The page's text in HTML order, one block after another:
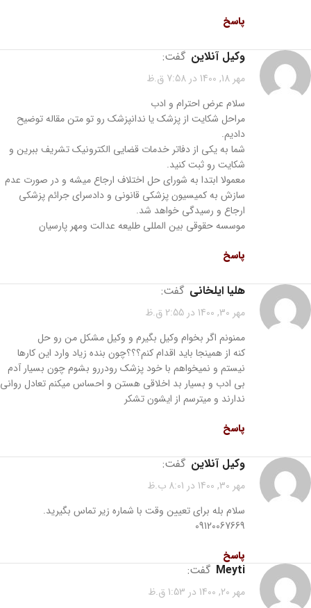
پاسخ
وکیل آنلاین گفت:
مهر 18, 1400 در 7:58 ق.ظ
سلام عرض احترام و ادب
مراحل شکایت از پزشک یا ندانپزشک رو تو متن مقاله توضیح
دادیم.
شما به یکی از دفاتر خدمات قضایی الکترونیک تشریف ببرین و
شکایت رو ثبت کنید.
معمولا ابتدا به شورای حل اختلاف ارجاع میشه و در صورت عدم
سازش به کمیسیون پزشکی قانونی و دادسرای جرائم پزشکی
ارجاع و رسیدگی خواهد شد.
موسسه حقوقی بین المللی طلیعه عدالت ومهر پارسیان
پاسخ
هلیا ایلخانی گفت:
مهر 30, 1400 در 2:55 ق.ظ
ممنونم اگر بخوام وکیل بگیرم و وکیل مشکل من رو حل
کنه از همینجا باید اقدام کنم؟؟؟چون بنده زیاد وارد این کارها
نیستم و نمیخواهم با خود پزشک رودررو بشوم چون بسیار آدم
بی ادب و بسیار بد اخلاقی هستن و احساس میکنم تعادل روانی
ندارند و میترسم از ایشون تشکر
پاسخ
وکیل آنلاین گفت:
مهر 30, 1400 در 8:01 ب.ظ
سلام بله برای تعیین وقت با شماره زیر تماس بگیرید.
09120067669
پاسخ
meyti گفت:
مهر 20, 1400 در 1:53 ق.ظ